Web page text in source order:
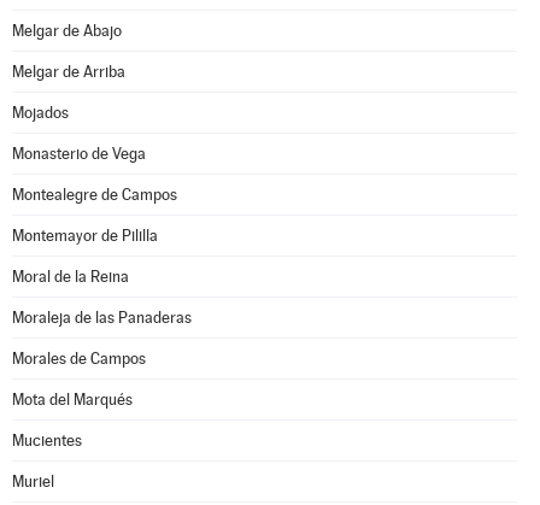
Melgar de Abajo
Melgar de Arriba
Mojados
Monasterio de Vega
Montealegre de Campos
Montemayor de Pililla
Moral de la Reina
Moraleja de las Panaderas
Morales de Campos
Mota del Marqués
Mucientes
Muriel